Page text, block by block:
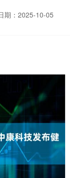
期：2025-10-05